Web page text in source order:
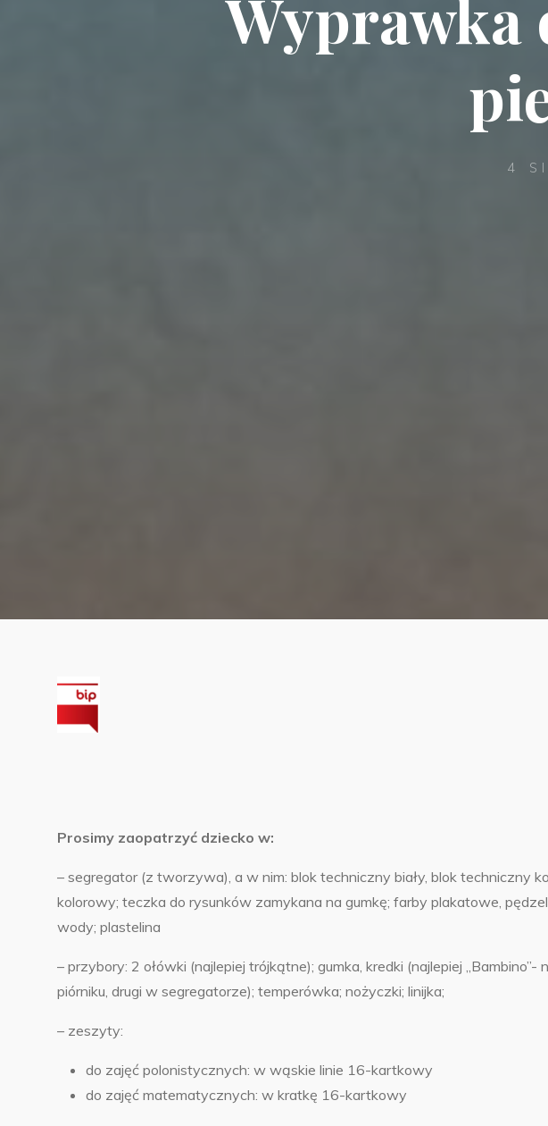
Wyprawka
4
Prosimy zaopatrzyć dziecko w:
– segregator (z tworzywa), a w nim: blok techniczny biały, blok techniczny
kolorowy; teczka do rysunków zamykana na gumkę; farby plakatowe,
wody; plastelina
– przybory: 2 ołówki (najlepiej trójkątne); gumka, kredki (najlepiej
piórniku, drugi w segregatorze); temperówka; nożyczki; linijka;
– zeszyty:
do zajęć polonistycznych: w wąskie linie 16-kartkowy
do zajęć matematycznych: w kratkę 16-kartkowy